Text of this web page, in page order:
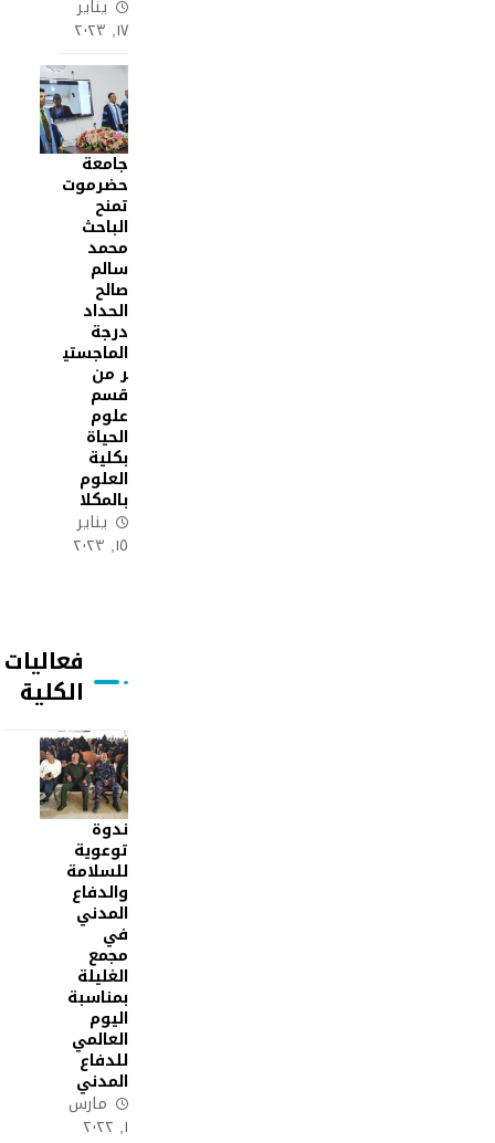
يناير
١٧, ٢٠٢٣
جامعة
حضرموت
تمنح
الباحث
محمد
سالم
صالح
الحداد
درجة
الماجستي
ر من
قسم
علوم
الحياة
بكلية
العلوم
بالمكلا
يناير
١٥, ٢٠٢٣
فعاليات
الكلية
ندوة
توعوية
للسلامة
والدفاع
المدني
في
مجمع
الغليلة
بمناسبة
اليوم
العالمي
للدفاع
المدني
مارس
١, ٢٠٢٢